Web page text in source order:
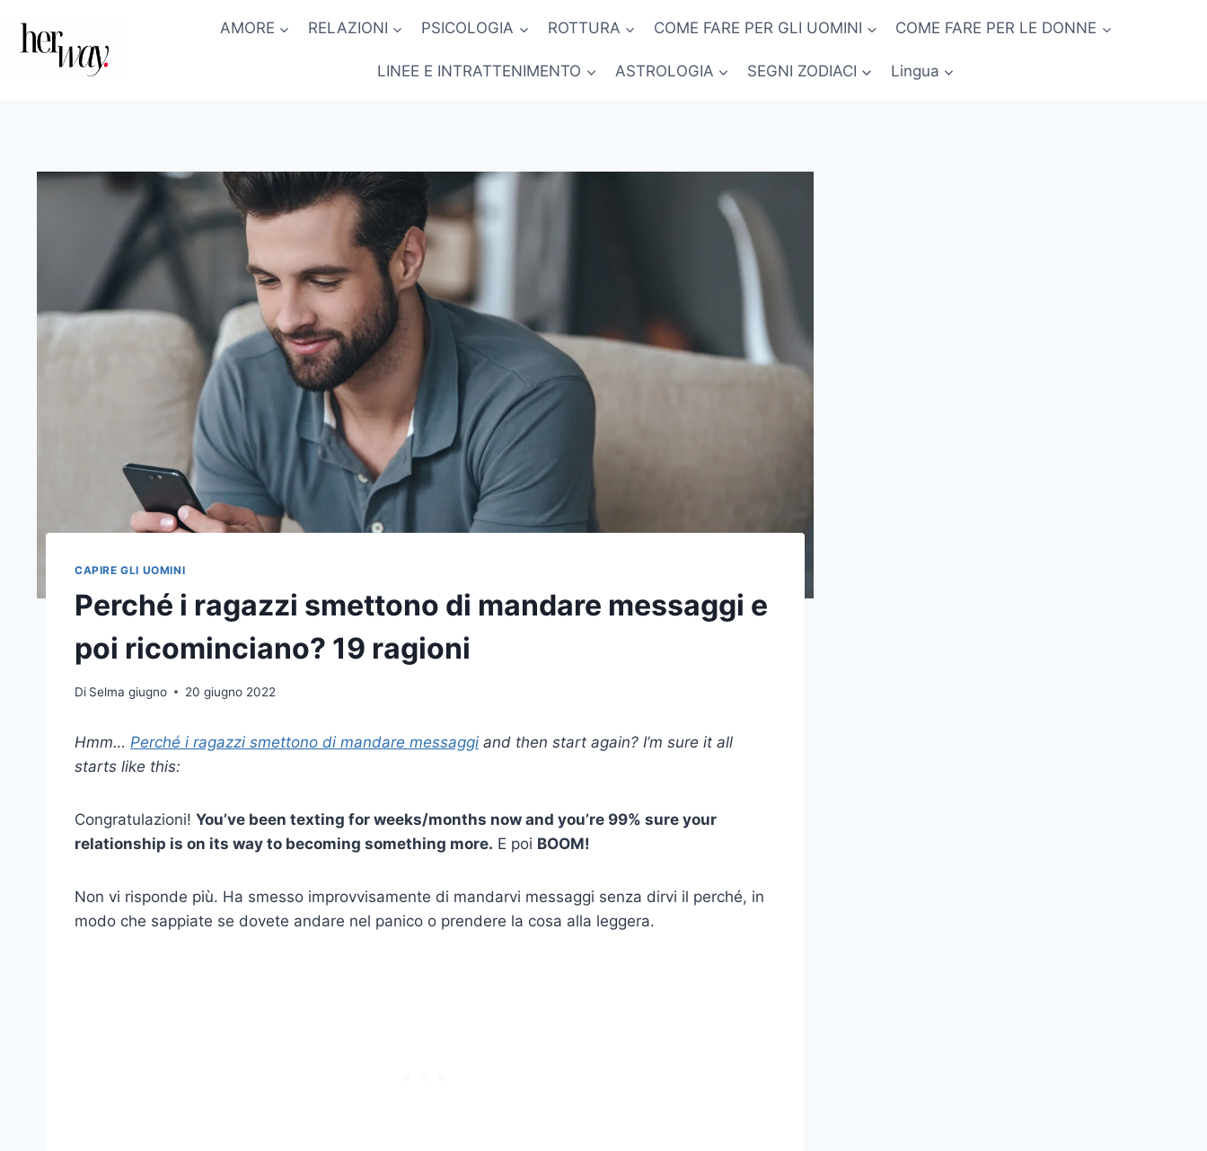
contenuto
AMORE RELAZIONI PSICOLOGIA ROTTURA COME FARE PER GLI UOMINI COME FARE PER LE DONNE
LINEE E INTRATTENIMENTO ASTROLOGIA SEGNI ZODIACI Lingua
CAPIRE GLI UOMINI
Perché i ragazzi smettono di mandare messaggi e
poi ricominciano? 19 ragioni
Di Selma giugno 20 giugno 2022
Hmm… Perché i ragazzi smettono di mandare messaggi and then start again? I’m sure it all
starts like this:
Congratulazioni! You’ve been texting for weeks/months now and you’re 99% sure your
relationship is on its way to becoming something more. E poi BOOM!
Non vi risponde più. Ha smesso improvvisamente di mandarvi messaggi senza dirvi il perché, in
modo che sappiate se dovete andare nel panico o prendere la cosa alla leggera.